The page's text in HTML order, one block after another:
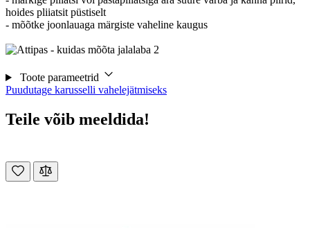
hoides pliiatsit püstiselt
- mõõtke joonlauaga märgiste vaheline kaugus
Toote parameetrid
Puudutage karusselli vahelejätmiseks
Teile võib meeldida!